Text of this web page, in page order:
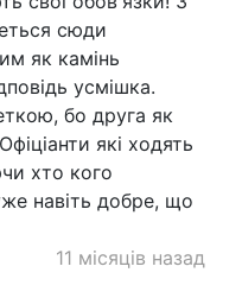
сюди
як камінь
усмішка.
бо друга як
які ходять
хто кого
навіть добре, що
11 місяців назад